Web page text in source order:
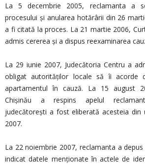
La 5 decembrie 2005, reclamanta a
procesului și anularea hotărârii din 26
a fi citată la proces. La 21 martie 2006,
admis cererea și a dispus reexaminarea
La 29 iunie 2007, Judecătoria Centru a
obligat autorităților locale să îi acorde
apartamentul în cauză. La 15 august
Chișinău a respins apelul
judecătorești a fost eliberată acesteia
2007.
La 22 noiembrie 2007, reclamanta a
indicat datele menționate în actele de